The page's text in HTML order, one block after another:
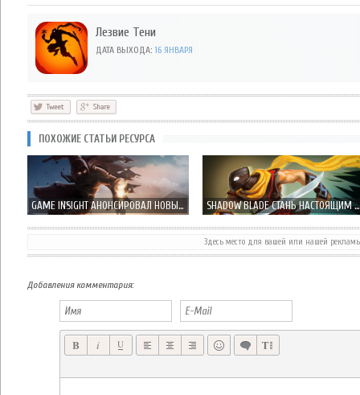
Лезвие Тени
ДАТА ВЫХОДА: 16 ЯНВАРЯ
ПОХОЖИЕ СТАТЬИ РЕСУРСА
GAME INSIGHT АНОНСИРОВАЛ НОВЫЙ РАННЕР RUNNING SHADOW SHADOW BLADE СТАНЬ НАСТОЯЩИМ НИНДЗЯ УЖЕ В 2014
Здесь место для вашей или нашей
Добавления комментария: